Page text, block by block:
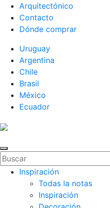
Arquitectónico
Contacto
Dónde comprar
Uruguay
Argentina
Chile
Brasil
México
Ecuador
Inspiración
Todas la notas
Inspiración